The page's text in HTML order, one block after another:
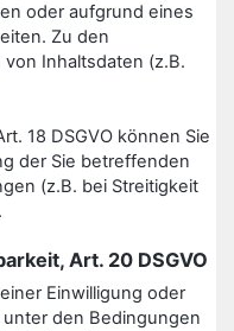
oder aufgrund eines
Zu den
Inhaltsdaten (z.B.
18 DSGVO können Sie
der Sie betreffenden
(z.B. bei Streitigkeit
Art. 20 DSGVO
Einwilligung oder
den Bedingungen